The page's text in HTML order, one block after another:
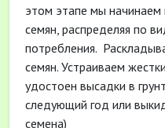
этом этапе мы начинаем
семян, распределяя по
потребления.
семян. Устраиваем
удостоен высадки в
следующий год или
семена)